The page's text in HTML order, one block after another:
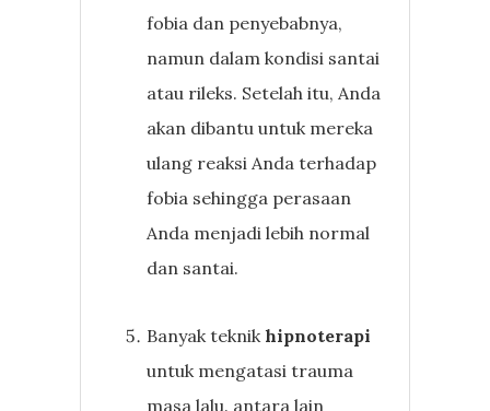
fobia dan penyebabnya,
namun dalam kondisi santai
atau rileks. Setelah itu, Anda
akan dibantu untuk mereka
ulang reaksi Anda terhadap
fobia sehingga perasaan
Anda menjadi lebih normal
dan santai.
Banyak teknikhipnoterapi
untuk mengatasi trauma
masa lalu. antara lain